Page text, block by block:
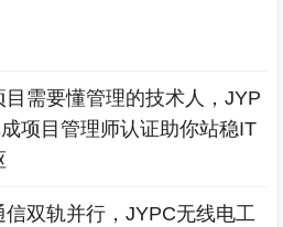
目需要懂管理的技术人，JYP
项目管理师认证助你站稳IT
信双轨并行，JYPC无线电工